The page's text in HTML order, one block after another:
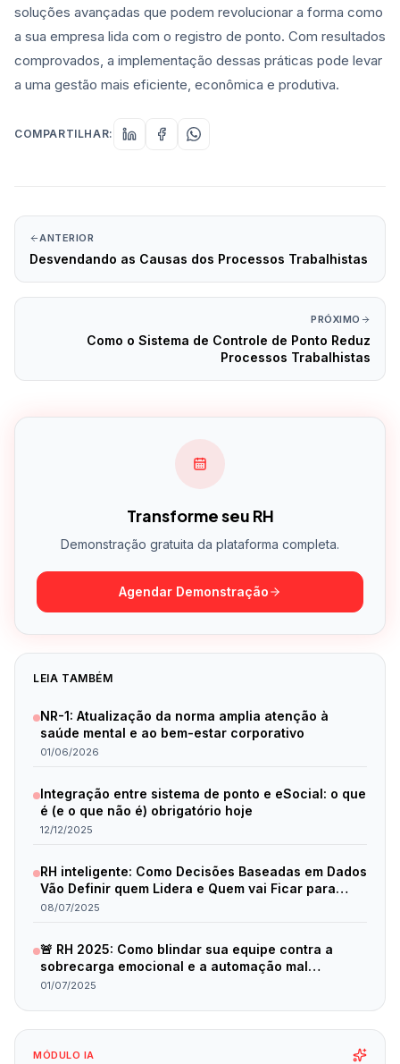
soluções avançadas que podem revolucionar a forma como
a sua empresa lida com o registro de ponto. Com resultados
comprovados, a implementação dessas práticas pode levar
a uma gestão mais eficiente, econômica e produtiva.
COMPARTILHAR:
ANTERIOR
Desvendando as Causas dos Processos Trabalhistas
PRÓXIMO
Como o Sistema de Controle de Ponto Reduz
Processos Trabalhistas
Transforme seu RH
Demonstração gratuita da plataforma completa.
Agendar Demonstração
LEIA TAMBÉM
NR-1: Atualização da norma amplia atenção à
saúde mental e ao bem-estar corporativo
01/06/2026
Integração entre sistema de ponto e eSocial: o que
é (e o que não é) obrigatório hoje
12/12/2025
RH inteligente: Como Decisões Baseadas em Dados
Vão Definir quem Lidera e Quem vai Ficar para
Trás em 2025
08/07/2025
🚨 RH 2025: Como blindar sua equipe contra a
sobrecarga emocional e a automação mal
planejada
01/07/2025
MÓDULO IA